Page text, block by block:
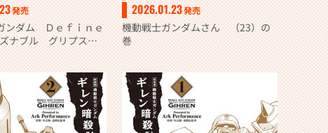
発売
ンダム Ｄｅｆｉｎｅ
ナブル グリプス戦
2026.01.23発売
機動戦士ガンダムさん （23）の
巻